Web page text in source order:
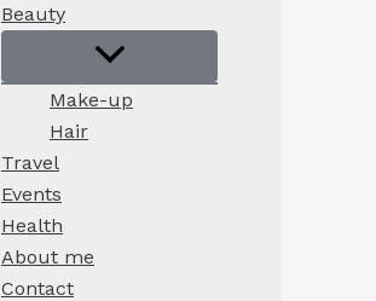
Beauty
Make-up
Hair
Travel
Events
Health
About me
Contact